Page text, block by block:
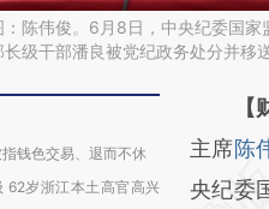
：陈伟俊。6月8日，中央纪委国
长级干部潘良被党纪政务处分并移
钱色交易、退而不休
62岁浙江本土高官高兴
请务
AI
主席陈
央纪委